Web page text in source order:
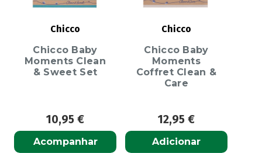
Chicco
Chicco Baby
Moments Clean
& Sweet Set
10,95 €
Acompanhar
Chicco
Chicco Baby
Moments
Coffret Clean &
Care
12,95 €
Adicionar